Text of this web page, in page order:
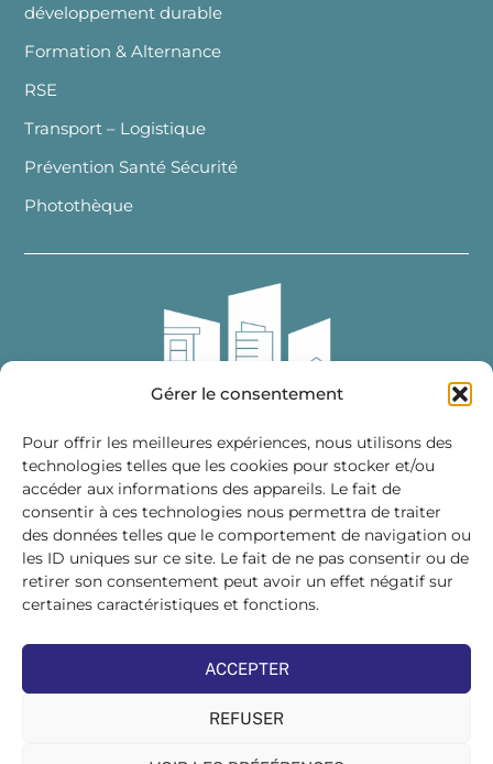
Gérer le consentement
Pour offrir les meilleures expériences, nous utilisons des
technologies telles que les cookies pour stocker et/ou
accéder aux informations des appareils. Le fait de
consentir à ces technologies nous permettra de traiter
des données telles que le comportement de navigation ou
les ID uniques sur ce site. Le fait de ne pas consentir ou de
retirer son consentement peut avoir un effet négatif sur
certaines caractéristiques et fonctions.
ACCEPTER
REFUSER
développement durable
Formation & Alternance
RSE
Transport – Logistique
Prévention Santé Sécurité
Photothèque
Fédération des Distributeurs
de Matériaux de Construction
215 bis, boulevard Saint-Germain
75007 PARIS
Tél : 01 45 48 28 44
Suivez-nous sur les réseaux sociaux :